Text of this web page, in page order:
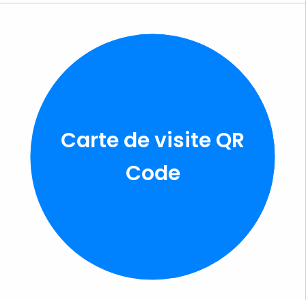
Carte de visite QR
Code